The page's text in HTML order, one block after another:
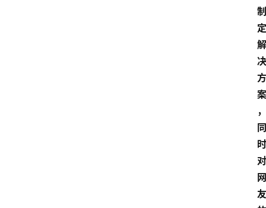
制
定
解
决
方
案
，
同
时
对
网
友